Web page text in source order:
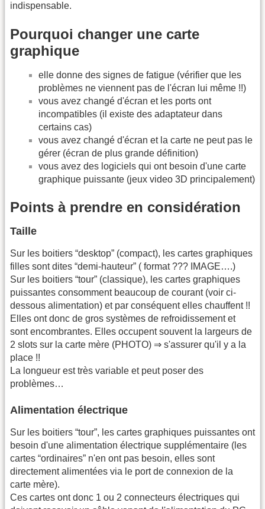
indispensable.
Pourquoi changer une carte
graphique
elle donne des signes de fatigue (vérifier que les
problèmes ne viennent pas de l'écran lui même !!)
vous avez changé d'écran et les ports ont
incompatibles (il existe des adaptateur dans
certains cas)
vous avez changé d'écran et la carte ne peut pas le
gérer (écran de plus grande définition)
vous avez des logiciels qui ont besoin d'une carte
graphique puissante (jeux video 3D principalement)
Points à prendre en considération
Taille
Sur les boitiers “desktop” (compact), les cartes graphiques
filles sont dites “demi-hauteur” ( format ??? IMAGE….)
Sur les boitiers “tour” (classique), les cartes graphiques
puissantes consomment beaucoup de courant (voir ci-
dessous alimentation) et par conséquent elles chauffent !!
Elles ont donc de gros systèmes de refroidissement et
sont encombrantes. Elles occupent souvent la largeurs de
2 slots sur la carte mère (PHOTO) ⇒ s'assurer qu'il y a la
place !!
La longueur est très variable et peut poser des
problèmes…
Alimentation électrique
Sur les boitiers “tour”, les cartes graphiques puissantes ont
besoin d'une alimentation électrique supplémentaire (les
cartes “ordinaires” n'en ont pas besoin, elles sont
directement alimentées via le port de connexion de la
carte mère).
Ces cartes ont donc 1 ou 2 connecteurs électriques qui